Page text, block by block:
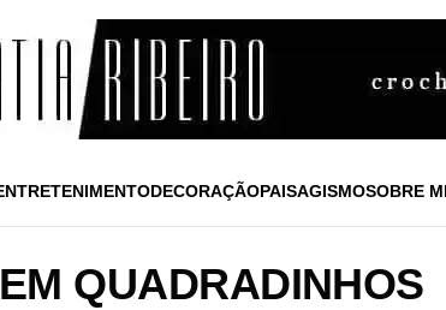
DECORAÇÃOPAISAGISMOSOBRE
QUADRADINHOS